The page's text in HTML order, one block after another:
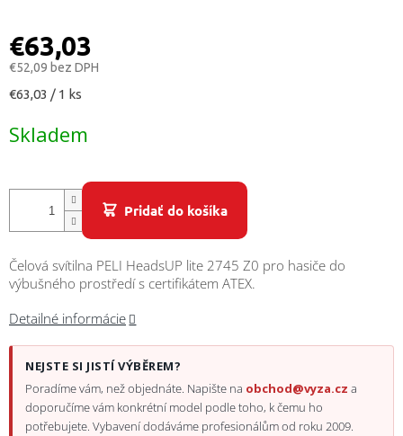
Prihlásenie
€63,03
€52,09 bez DPH
Jednotková
€63,03 / 1 ks
Skladem
Pridať do košíka
Čelová svítilna PELI HeadsUP lite 2745 Z0 pro hasiče do
výbušného prostředí s certifikátem ATEX.
Detailné informácie
NEJSTE SI JISTÍ VÝBĚREM?
Poradíme vám, než objednáte. Napište na obchod@vyza.cz a
doporučíme vám konkrétní model podle toho, k čemu ho
potřebujete. Vybavení dodáváme profesionálům od roku 2009.